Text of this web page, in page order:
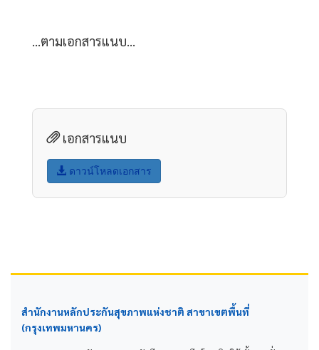
...ตามเอกสารแนบ...
เอกสารแนบ
ดาวน์โหลดเอกสาร
สำนักงานหลักประกันสุขภาพแห่งชาติ สาขาเขตพื้นที่
(กรุงเทพมหานคร)